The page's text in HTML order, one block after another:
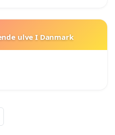
ulve I Danmark